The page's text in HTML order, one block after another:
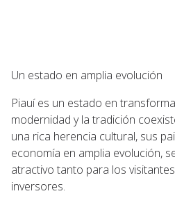
Un estado en amplia evolución
Piauí es un estado en
modernidad y la tradición
una rica herencia cultural, sus
economía en amplia evolución,
atractivo tanto para los
inversores.